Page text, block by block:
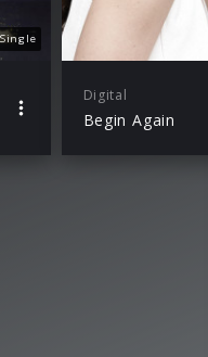
Single
Digital
Begin Again